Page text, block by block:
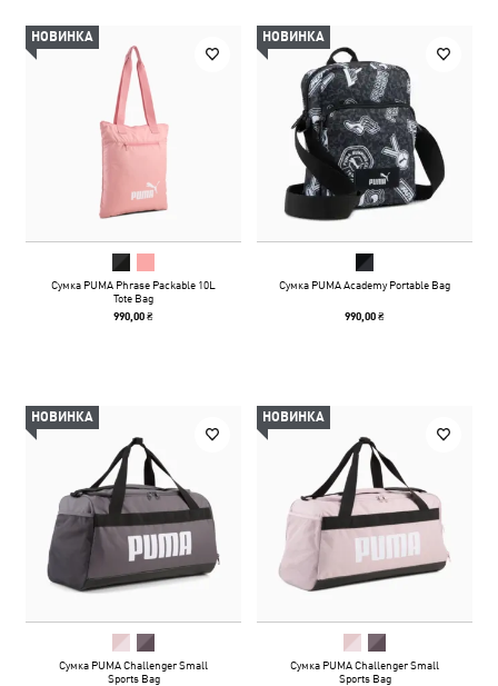
НОВИНКА
Сумка PUMA Phrase Packable 10L
Tote Bag
990,00 ₴
НОВИНКА
Сумка PUMA Academy Portable Bag
990,00 ₴
НОВИНКА
Сумка PUMA Challenger Small
Sports Bag
НОВИНКА
Сумка PUMA Challenger Small
Sports Bag